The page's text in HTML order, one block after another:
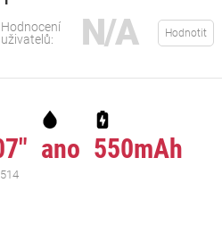
Hodnocení
uživatelů:
N/A Hodnotit
ano 550mAh